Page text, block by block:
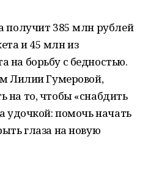
получит 385 млн рублей
и 45 млн из
на борьбу с бедностью.
Лилии Гумеровой,
на то, чтобы «снабдить
удочкой: помочь начать
глаза на новую